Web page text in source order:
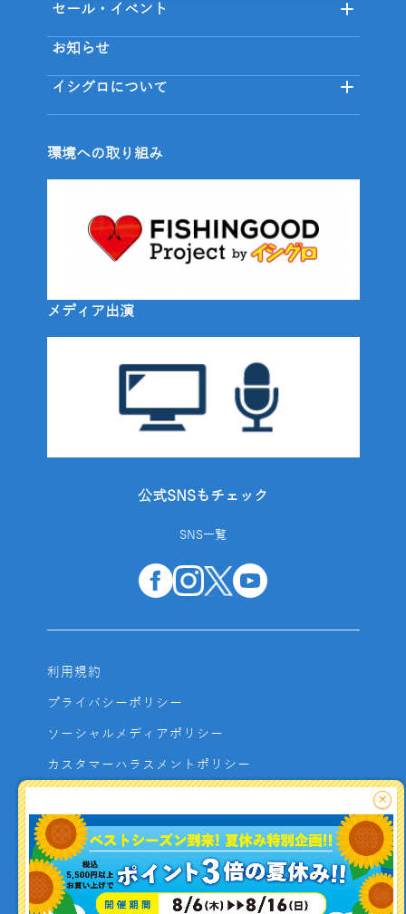
セール・イベント
お知らせ
イシグロについて
環境への取り組み
メディア出演
公式SNSもチェック
SNS一覧
利用規約
プライバシーポリシー
ソーシャルメディアポリシー
カスタマーハラスメントポリシー
よくあるご質問
お問い合わせ
利用者資金の保全方法
×